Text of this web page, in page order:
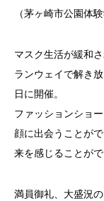
（茅ヶ崎市公園体
マスク生活が緩和
ランウェイで解き
日に開催。
ファッションショ
顔に出会うことが
来を感じることがで
満員御礼、大盛況